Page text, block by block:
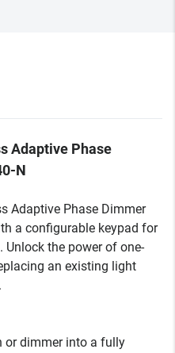
Adaptive Phase
N
Adaptive Phase Dimmer
a configurable keypad for
the power of one-
an existing light
or dimmer into a fully